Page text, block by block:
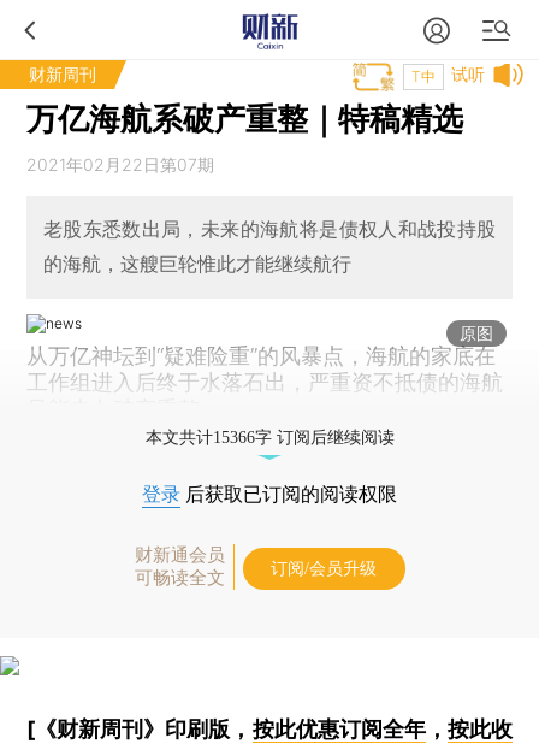
财新周刊 试听
T中
万亿海航系破产重整｜特稿精选
2021年02月22日第07期
老股东悉数出局，未来的海航将是债权人和战投持股
的海航，这艘巨轮惟此才能继续航行
原图
从万亿神坛到“疑难险重”的风暴点，海航的家底在
工作组进入后终于水落石出，严重资不抵债的海航
本文共计15366字 订阅后继续阅读
登录 后获取已订阅的阅读权限
财新通会员
可畅读全文
订阅/会员升级
[《财新周刊》印刷版， 按此优惠订阅全年， 按此收